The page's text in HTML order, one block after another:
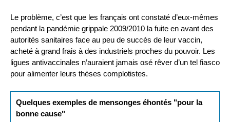
Le problème, c’est que les français ont constaté d’eux-mêmes
pendant la pandémie grippale 2009/2010 la fuite en avant des
autorités sanitaires face au peu de succès de leur vaccin,
acheté à grand frais à des industriels proches du pouvoir. Les
ligues antivaccinales n’auraient jamais osé rêver d’un tel fiasco
pour alimenter leurs thèses complotistes.
Quelques exemples de mensonges éhontés "pour la
bonne cause"